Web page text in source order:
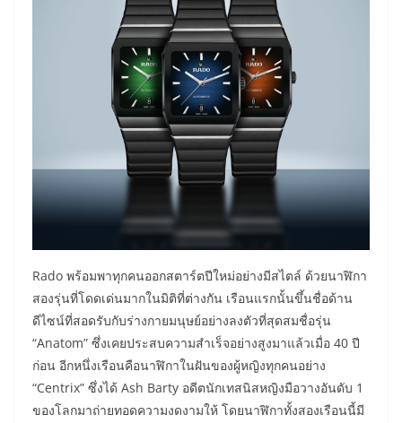
Rado พร้อมพาทุกคนออกสตาร์ตปีใหม่อย่างมีสไตล์ ด้วยนาฬิกา
สองรุ่นที่โดดเด่นมากในมิติที่ต่างกัน เรือนแรกนั้นขึ้นชื่อด้าน
ดีไซน์ที่สอดรับกับร่างกายมนุษย์อย่างลงตัวที่สุดสมชื่อรุ่น
“Anatom” ซึ่งเคยประสบความสำเร็จอย่างสูงมาแล้วเมื่อ 40 ปี
ก่อน อีกหนึ่งเรือนคือนาฬิกาในฝันของผู้หญิงทุกคนอย่าง
“Centrix” ซึ่งได้ Ash Barty อดีตนักเทสนิสหญิงมือวางอันดับ 1
ของโลกมาถ่ายทอดความงดงามให้ โดยนาฬิกาทั้งสองเรือนนี้มี